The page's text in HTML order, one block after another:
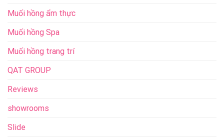
Muối hồng ẩm thực
Muối hồng Spa
Muối hồng trang trí
QAT GROUP
Reviews
showrooms
Slide